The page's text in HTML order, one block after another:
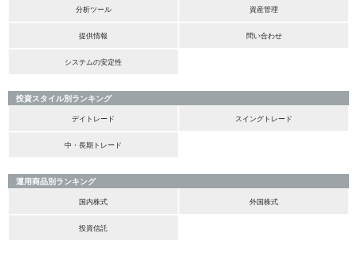
分析ツール 資産管理
提供情報 問い合わせ
システムの安定性
投資スタイル別ランキング
デイトレード
スイングトレード
中・長期トレード
運用商品別ランキング
国内株式
外国株式
投資信託